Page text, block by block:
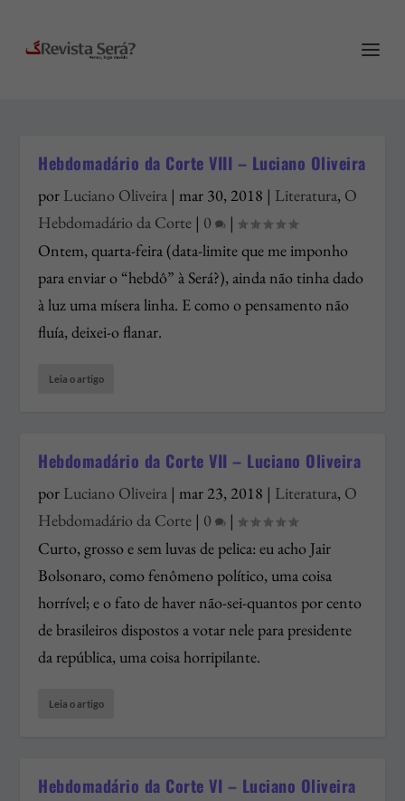
Hebdomadário da Corte VIII – Luciano Oliveira
por Luciano Oliveira | mar 30, 2018 | Literatura, O
Hebdomadário da Corte | 0
|
Ontem, quarta-feira (data-limite que me imponho
para enviar o “hebdô” à Será?), ainda não tinha dado
à luz uma mísera linha. E como o pensamento não
fluía, deixei-o flanar.
Leia o artigo
Hebdomadário da Corte VII – Luciano Oliveira
por Luciano Oliveira | mar 23, 2018 | Literatura, O
Hebdomadário da Corte | 0
|
Curto, grosso e sem luvas de pelica: eu acho Jair
Bolsonaro, como fenômeno político, uma coisa
horrível; e o fato de haver não-sei-quantos por cento
de brasileiros dispostos a votar nele para presidente
da república, uma coisa horripilante.
Leia o artigo
Hebdomadário da Corte VI – Luciano Oliveira